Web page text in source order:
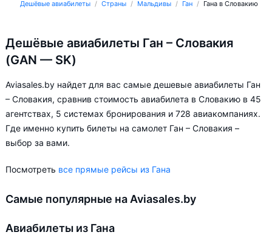
Дешёвые авиабилеты Страны Мальдивы Ган Гана в Словакию
Дешёвые авиабилеты Ган – Словакия
(GAN — SK)
Aviasales.by найдет для вас самые дешевые авиабилеты Ган
– Словакия, сравнив стоимость авиабилета в Словакию в 45
агентствах, 5 системах бронирования и 728 авиакомпаниях.
Где именно купить билеты на самолет Ган – Словакия –
выбор за вами.
Посмотреть все прямые рейсы из Гана
Самые популярные на Aviasales.by
Авиабилеты из Гана